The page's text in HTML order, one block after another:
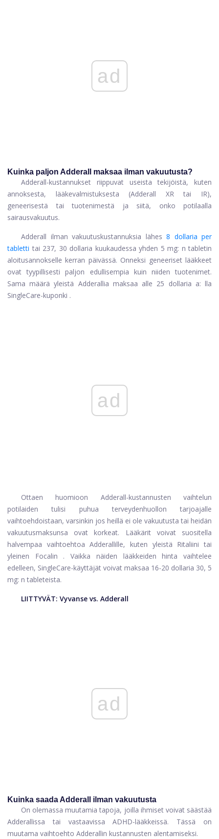
ad
Kuinka paljon Adderall maksaa ilman vakuutusta?
Adderall-kustannukset riippuvat useista tekijöistä, kuten
annoksesta, lääkevalmistuksesta (Adderall XR tai IR),
geneerisestä tai tuotenimestä ja siitä, onko potilaalla
sairausvakuutus.
Adderall ilman vakuutuskustannuksia lähes 8 dollaria per
tabletti tai 237, 30 dollaria kuukaudessa yhden 5 mg: n tabletin
aloitusannokselle kerran päivässä. Onneksi geneeriset lääkkeet
ovat tyypillisesti paljon edullisempia kuin niiden tuotenimet.
Sama määrä yleistä Adderallia maksaa alle 25 dollaria a: lla
SingleCare-kuponki .
ad
Ottaen huomioon Adderall-kustannusten vaihtelun
potilaiden tulisi puhua terveydenhuollon tarjoajalle
vaihtoehdoistaan, varsinkin jos heillä ei ole vakuutusta tai heidän
vakuutusmaksunsa ovat korkeat. Lääkärit voivat suositella
halvempaa vaihtoehtoa Adderallille, kuten yleistä Ritaliini tai
yleinen
Focalin
. Vaikka näiden lääkkeiden hinta vaihtelee
edelleen, SingleCare-käyttäjät voivat maksaa 16-20 dollaria 30, 5
mg: n tableteista.
LIITTYVÄT: Vyvanse vs. Adderall
ad
Kuinka saada Adderall ilman vakuutusta
On olemassa muutamia tapoja, joilla ihmiset voivat säästää
Adderallissa tai vastaavissa ADHD-lääkkeissä. Tässä on
muutama vaihtoehto Adderallin kustannusten alentamiseksi.